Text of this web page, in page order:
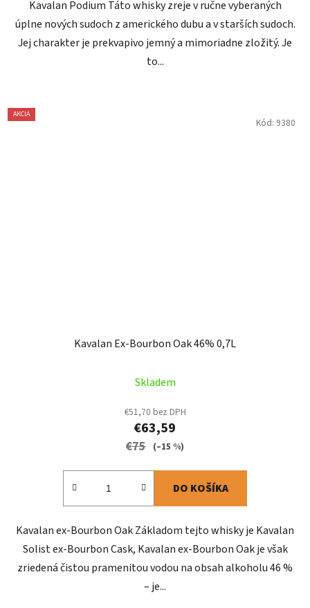
Kavalan Podium Táto whisky zreje v ručne vyberaných
úplne nových sudoch z amerického dubu a v starších sudoch.
Jej charakter je prekvapivo jemný a mimoriadne zložitý. Je
to...
AKCIA
Kavalan Ex-Bourbon Oak 46% 0,7L
Skladem
€51,70 bez DPH
€63,59
€75 (–15 %)
DO KOŠÍKA
Kavalan ex-Bourbon Oak Základom tejto whisky je Kavalan
Solist ex-Bourbon Cask, Kavalan ex-Bourbon Oak je však
zriedená čistou pramenitou vodou na obsah alkoholu 46 %
– je...
Kód: 9380